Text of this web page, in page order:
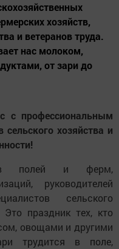
хозяйств,
и ветеранов труда.
нас молоком,
от зари до
с профессиональным
хозяйства и
полей и ферм,
руководителей
сельского
праздник тех, кто
овощами и другими
трудится в поле,